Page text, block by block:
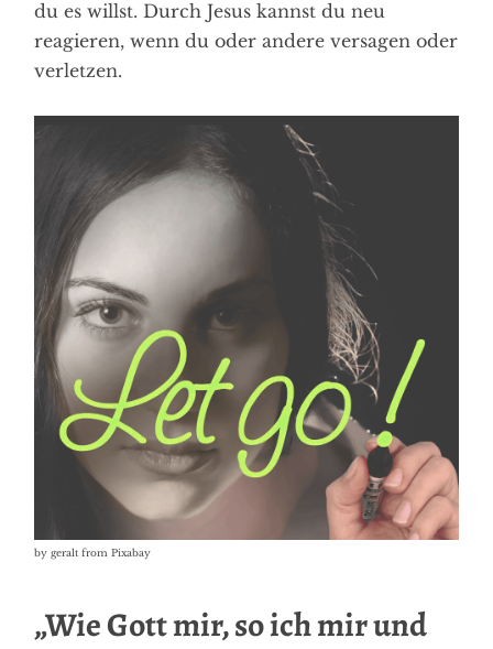
du es willst. Durch Jesus kannst du neu
reagieren, wenn du oder andere versagen oder
verletzen.
by geralt from Pixabay
„Wie Gott mir, so ich mir und